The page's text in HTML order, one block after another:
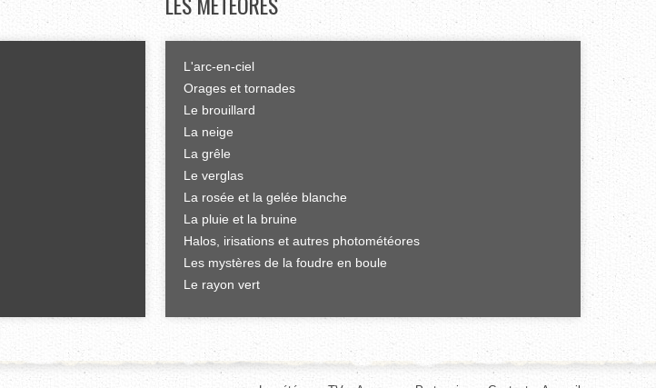
L'arc-en-ciel
Orages et tornades
Le brouillard
La neige
La grêle
Le verglas
La rosée et la gelée blanche
La pluie et la bruine
Halos, irisations et autres photométéores
Les mystères de la foudre en boule
Le rayon vert